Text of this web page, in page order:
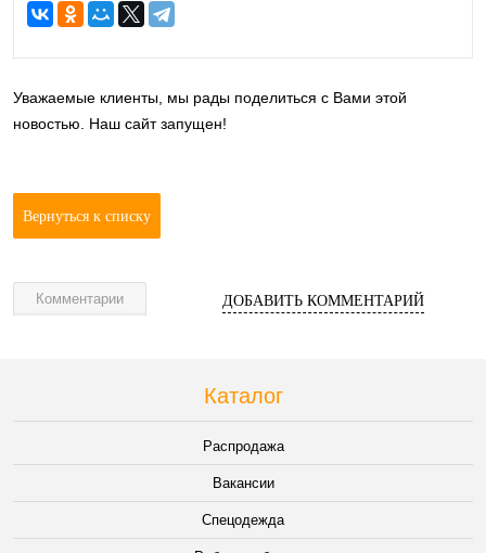
Уважаемые клиенты, мы рады поделиться с Вами этой
новостью. Наш сайт запущен!
Вернуться к списку
Комментарии ДОБАВИТЬ КОММЕНТАРИЙ
Каталог
Распродажа
Вакансии
Спецодежда